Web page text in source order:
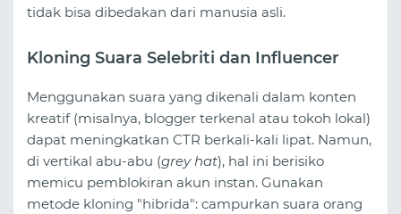
tidak bisa dibedakan dari manusia asli.
Kloning Suara Selebriti dan Influencer
Menggunakan suara yang dikenali dalam konten
kreatif (misalnya, blogger terkenal atau tokoh lokal)
dapat meningkatkan CTR berkali-kali lipat. Namun,
di vertikal abu-abu (grey hat), hal ini berisiko
memicu pemblokiran akun instan. Gunakan
metode kloning "hibrida": campurkan suara orang